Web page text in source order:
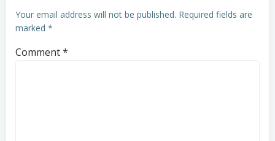
Your email address will not be published. Required fields are
marked *
Comment*